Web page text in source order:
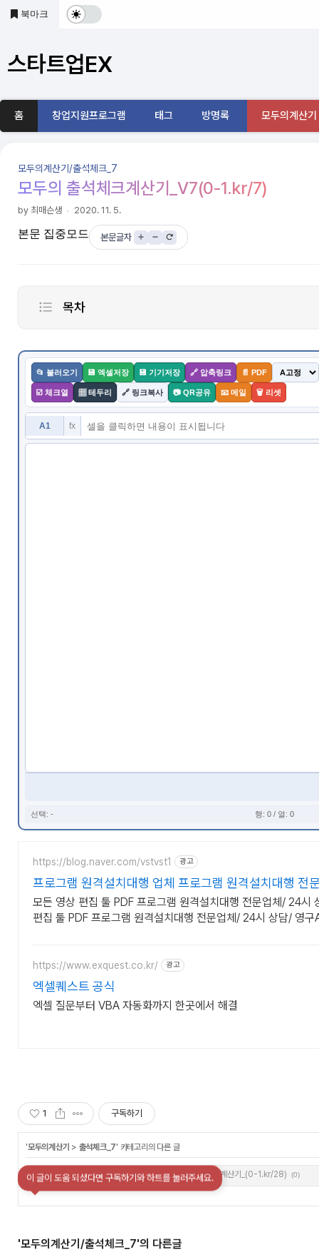
본문 바로가기
북마크 다
및
기
드
전
스타트업EX
홈 창업지원프로그램 태그 방명록 모두의계산기
모두의계산기/출석체크_7
모두의 출석체크계산기_V7(0-1.kr/7)
by 최매슨생 2020. 11. 5.
본문 집중모드 본문글자
목차
▦ 셀 테두리 설정
📄 PDF 변환
📷 QR 코드 공유
📂 불러오기 💾 엑셀저장 💾 기기저장 🔗 압축링크 📄 PDF
☑️ 체크열 ▦ 테두리 🔗 링크복사 📷 QR공유 📧 메일 🗑️ 리셋
A1 fx
선택: - 행: 0 / 열: 0
https://blog.naver.com/vstvst1 광고
프로그램 원격설치대행 업체 프로그램 원격설치대행 전
모든 영상 편집 툴 PDF 프로그램 원격설치대행 전문업체/ 24시
편집 툴 PDF 프로그램 원격설치대행 전문업체/ 24시 상담/ 영구
https://www.exquest.co.kr/ 광고
엑셀퀘스트 공식
엑셀 질문부터 VBA 자동화까지 한곳에서 해결
1 구독하기
'모두의계산기 > 출석체크_7' 카테고리의 다른 글
전용출첵계산기_(0-1.kr/28) (0)
이 글이 도움 되셨다면 구독하기와 하트를 눌러주세요.
'모두의계산기/출석체크_7'의 다른글